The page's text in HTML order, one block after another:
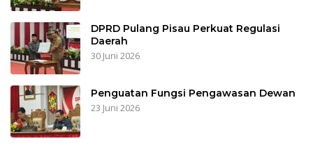
DPRD Pulang Pisau Perkuat Regulasi
Daerah
30 Juni 2026
Penguatan Fungsi Pengawasan Dewan
23 Juni 2026